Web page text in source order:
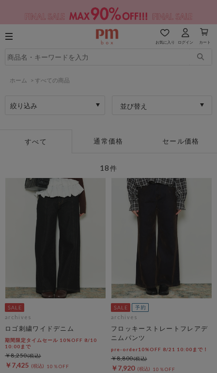
お気に入り ログイン カート
ホーム > すべての商品
絞り込み 並び替え
すべて 通常価格 セール価格
18件
archives
ロゴ刺繍ワイドデニム
期間限定タイムセール 10%OFF 8/10
10:00まで
￥7,425 10％OFF
￥8,250
archives
フロッキーストレートフレアデ
ニムパンツ
pre-order10%OFF 8/21 10:00まで！
￥7,920 10％OFF
￥8,800